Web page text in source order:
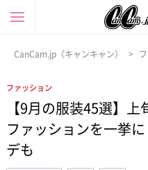
CanCam.jp（キャンキャン）
ファッション
【9月の服装45選】
ファッションを一挙
デも